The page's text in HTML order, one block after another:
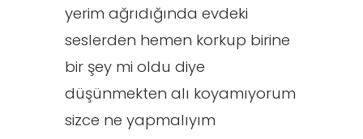
yerim ağrıdığında evdeki
seslerden hemen korkup birine
bir şey mi oldu diye
düşünmekten alı koyamıyorum
sizce ne yapmalıyım